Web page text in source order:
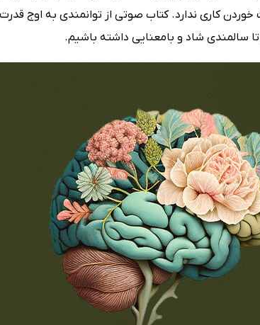
کاری ندارد. کتاب صوتی از توانمندی به اوج
سالمندی شاد و بامعنایی داشته باشیم.